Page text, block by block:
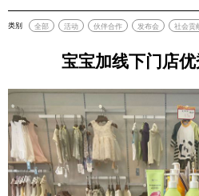
类别 全部 活动 伙伴合作 发布会 社会贡
宝宝加线下门店